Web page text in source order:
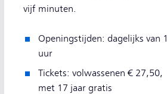
vijf minuten.
Openingstijden: dagelijks van
uur
Tickets: volwassenen €
met 17 jaar gratis